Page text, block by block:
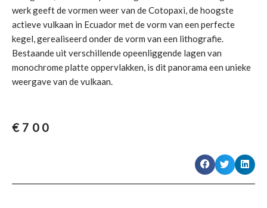
werk geeft de vormen weer van de Cotopaxi, de hoogste
actieve vulkaan in Ecuador met de vorm van een perfecte
kegel, gerealiseerd onder de vorm van een lithografie.
Bestaande uit verschillende opeenliggende lagen van
monochrome platte oppervlakken, is dit panorama een unieke
weergave van de vulkaan.
€ 700